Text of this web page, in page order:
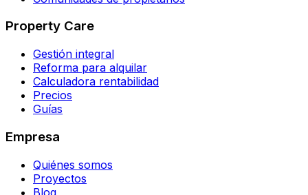
Property Care
Gestión integral
Reforma para alquilar
Calculadora rentabilidad
Precios
Guías
Empresa
Quiénes somos
Proyectos
Blog